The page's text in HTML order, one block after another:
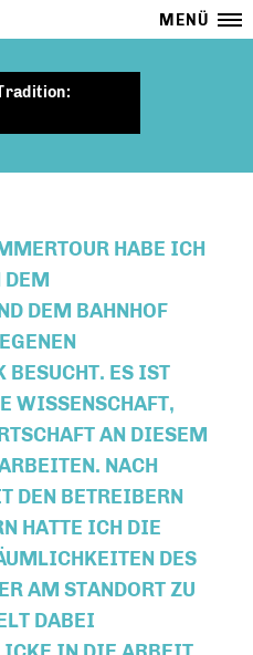
MENÜ
HABE ICH
DEM
DEM BAHNHOF
BESUCHT. ES IST
WISSENSCHAFT,
AN DIESEM
NACH
DEN BETREIBERN
HATTE ICH DIE
DES
AM STANDORT ZU
DABEI